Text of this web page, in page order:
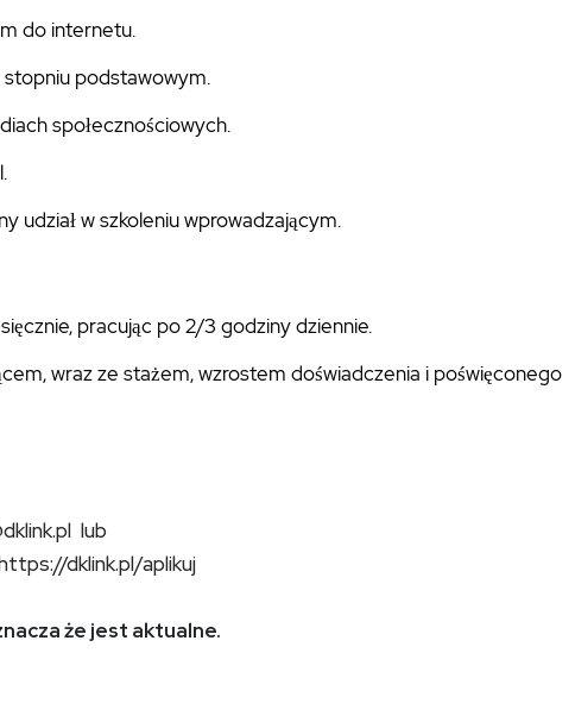
do internetu.
podstawowym.
społecznościowych.
udział w szkoleniu wprowadzającym.
pracując po 2/3 godziny dziennie.
wraz ze stażem, wzrostem doświadczenia i poświęconego
lub
dklink.pl/aplikuj
że jest aktualne.